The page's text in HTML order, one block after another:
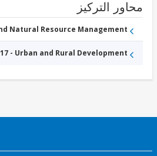
التركيز
and Natural Resource Management
FY17 - Urban and Rural Development